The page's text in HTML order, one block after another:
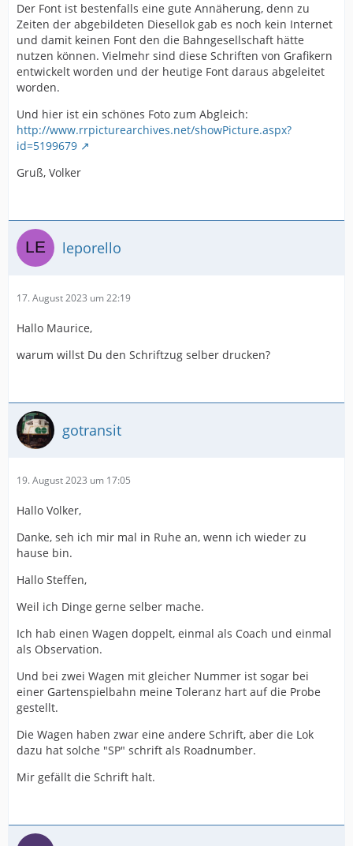
Der Font ist bestenfalls eine gute Annäherung, denn zu
Zeiten der abgebildeten Diesellok gab es noch kein Internet
und damit keinen Font den die Bahngesellschaft hätte
nutzen können. Vielmehr sind diese Schriften von Grafikern
entwickelt worden und der heutige Font daraus abgeleitet
worden.
Und hier ist ein schönes Foto zum Abgleich:
http://www.rrpicturearchives.net/showPicture.aspx?
id=5199679
Gruß, Volker
leporello
17. August 2023 um 22:19
Hallo Maurice,
warum willst Du den Schriftzug selber drucken?
gotransit
19. August 2023 um 17:05
Hallo Volker,
Danke, seh ich mir mal in Ruhe an, wenn ich wieder zu
hause bin.
Hallo Steffen,
Weil ich Dinge gerne selber mache.
Ich hab einen Wagen doppelt, einmal als Coach und einmal
als Observation.
Und bei zwei Wagen mit gleicher Nummer ist sogar bei
einer Gartenspielbahn meine Toleranz hart auf die Probe
gestellt.
Die Wagen haben zwar eine andere Schrift, aber die Lok
dazu hat solche "SP" schrift als Roadnumber.
Mir gefällt die Schrift halt.